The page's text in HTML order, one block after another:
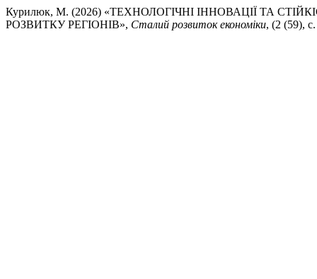
Курилюк, М. (2026) «ТЕХНОЛОГІЧНІ ІННОВАЦІЇ ТА
РОЗВИТКУ РЕГІОНІВ», Сталий розвиток економіки, (2 (59),